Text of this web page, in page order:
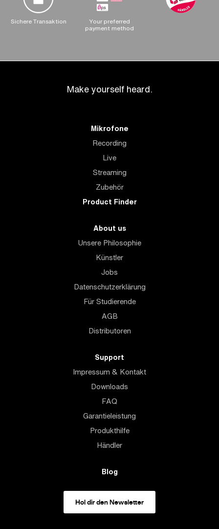
Sichere Transaktion
Your preferred
payment method
Make yourself heard.
Mikrofone
Recording
Live
Streaming
Zubehör
Product Finder
About us
Unsere Philosophie
Künstler
Jobs
Datenschutzerklärung
Für Studierende
AGB
Distributoren
Support
Impressum & Kontakt
Downloads
FAQ
Garantieleistung
Produkthilfe
Händler
Blog
Hol dir den Newsletter